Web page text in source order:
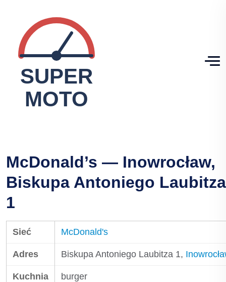
McDonald’s — Inowrocław,
Biskupa Antoniego Laubitza
1
Sieć McDonald's
Adres Biskupa Antoniego Laubitza 1,
Kuchnia burger